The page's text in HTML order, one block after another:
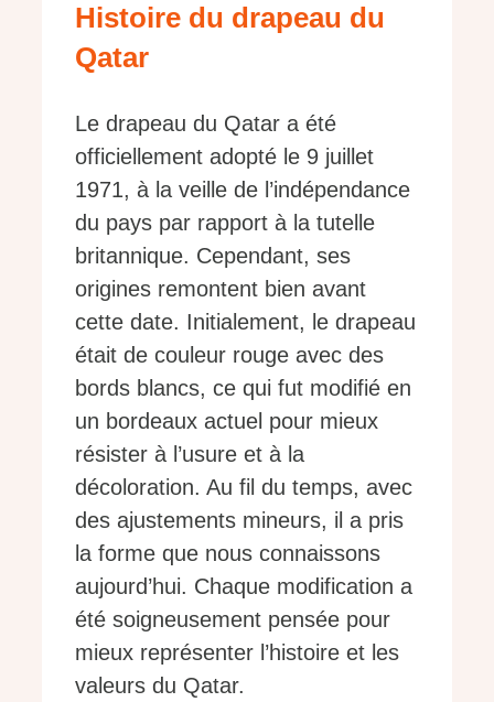
Histoire du drapeau du
Qatar
Le drapeau du Qatar a été
officiellement adopté le 9 juillet
1971, à la veille de l’indépendance
du pays par rapport à la tutelle
britannique. Cependant, ses
origines remontent bien avant
cette date. Initialement, le drapeau
était de couleur rouge avec des
bords blancs, ce qui fut modifié en
un bordeaux actuel pour mieux
résister à l’usure et à la
décoloration. Au fil du temps, avec
des ajustements mineurs, il a pris
la forme que nous connaissons
aujourd’hui. Chaque modification a
été soigneusement pensée pour
mieux représenter l’histoire et les
valeurs du Qatar.